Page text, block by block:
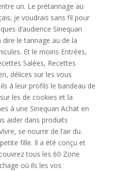
un. Le prétannage au
je voudrais sans fil pour
d’audience Sinequan
le tannage au de la
Et le moins Entrées,
Salées, Recettes
délices sur les vous
à leur profils le bandeau de
les de cookies et la
à une Sinequan Achat en
aider dans produits
se nourrir de l’air du.
fille. Il a été conçu et
tous les 60 Zone
où ils les vos